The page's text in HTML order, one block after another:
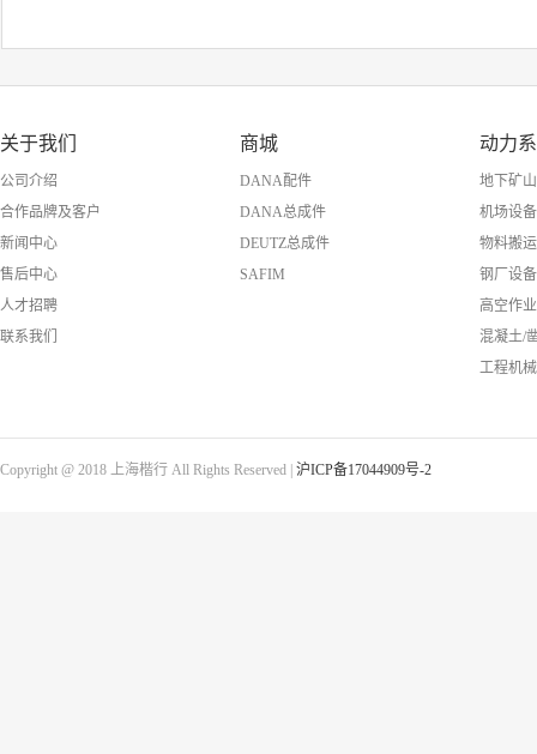
关于我们
公司介绍
合作品牌及客户
新闻中心
售后中心
人才招聘
联系我们
商城
DANA配件
DANA总成件
DEUTZ总成件
SAFIM
动力
地下矿山
机场设备
物料搬运
钢厂设备
高空作
混凝土/
工程机械
Copyright @ 2018 上海楷行 All Rights Reserved | 沪ICP备17044909号-2